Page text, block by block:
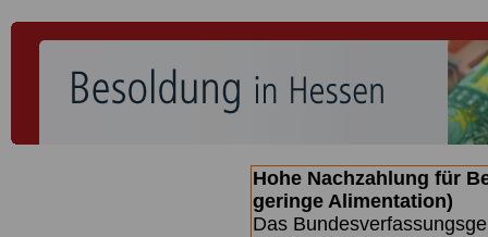
Hohe Nachzahlung für
geringe Alimentation)
Das